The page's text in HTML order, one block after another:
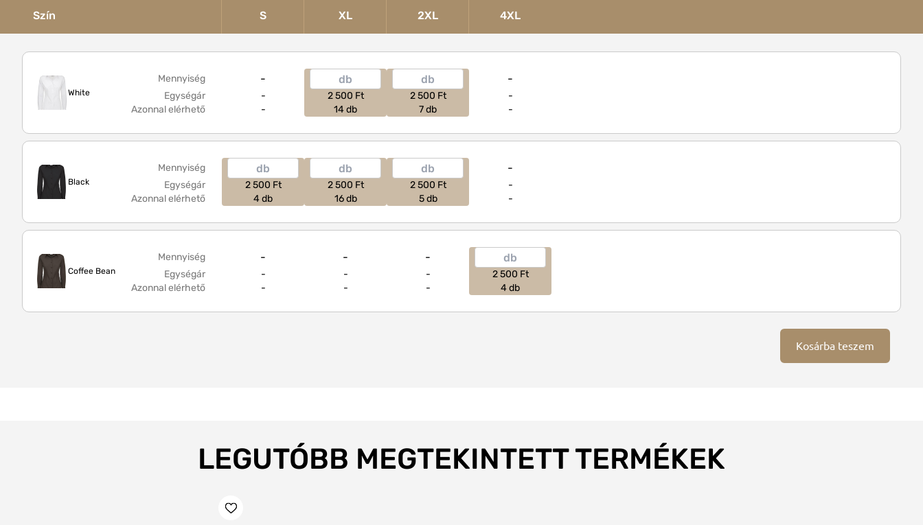
Szín S XL 2XL 4XL
White
Mennyiség
Egységár
Azonnal elérhető
-
-
-
2 500 Ft
14 db
2 500 Ft
7 db
-
-
-
Black
Mennyiség
Egységár
Azonnal elérhető
2 500 Ft
4 db
2 500 Ft
16 db
2 500 Ft
5 db
-
-
-
Coffee Bean
Mennyiség
Egységár
Azonnal elérhető
-
-
-
-
-
-
-
-
-
2 500 Ft
4 db
Kosárba teszem
LEGUTÓBB MEGTEKINTETT TERMÉKEK